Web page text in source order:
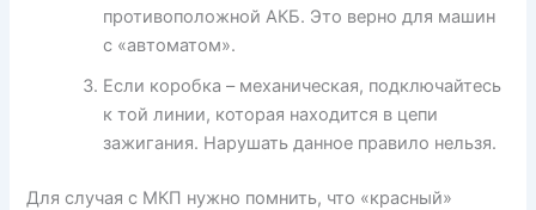
противоположной АКБ. Это верно для машин
с «автоматом».
Если коробка – механическая, подключайтесь
к той линии, которая находится в цепи
зажигания. Нарушать данное правило нельзя.
Для случая с МКП нужно помнить, что «красный»